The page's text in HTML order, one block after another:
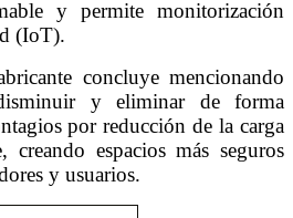
y permite monitorización
(IoT).
concluye mencionando
y eliminar de forma
por reducción de la carga
espacios más seguros
y usuarios.